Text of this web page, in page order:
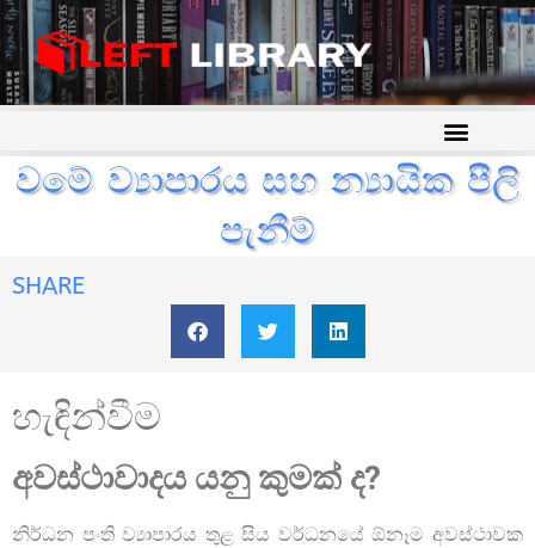
වමේ ව්‍යාපාරය සහ න්‍යායික පීලි
පැනීම්
SHARE
හැඳින්වීම
අවස්ථාවාදය යනු කුමක් ද?
නිර්ධන පංති ව්‍යාපාරය තුළ සිය වර්ධනයේ ඕනෑම අවස්ථාවක